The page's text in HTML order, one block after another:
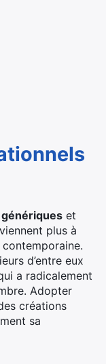
et
plus à
d’entre eux
a radicalement
Adopter
créations
sa